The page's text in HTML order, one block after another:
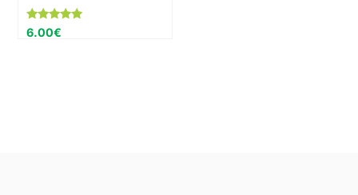
Avaliação
5.00
6.00€